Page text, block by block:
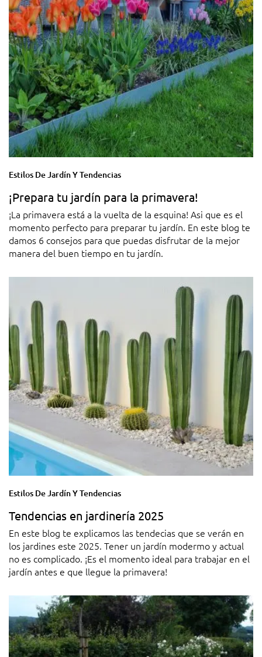
Estilos De Jardín Y Tendencias
¡Prepara tu jardín para la primavera!
¡La primavera está a la vuelta de la esquina! Asi que es el
momento perfecto para preparar tu jardín. En este blog te
damos 6 consejos para que puedas disfrutar de la mejor
manera del buen tiempo en tu jardín.
Estilos De Jardín Y Tendencias
Tendencias en jardinería 2025
En este blog te explicamos las tendecias que se verán en
los jardines este 2025. Tener un jardín modermo y actual
no es complicado. ¡Es el momento ideal para trabajar en el
jardín antes e que llegue la primavera!